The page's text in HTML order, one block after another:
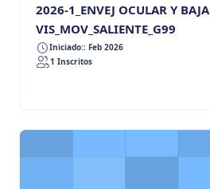
2026-1_ENVEJ OCULAR Y BAJA
VIS_MOV_SALIENTE_G99
Iniciado:: Feb 2026
1 Inscritos